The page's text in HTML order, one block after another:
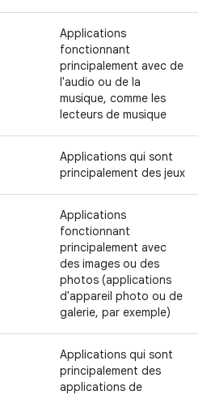
Applications
fonctionnant
principalement avec de
l'audio ou de la
musique, comme les
lecteurs de musique
Applications qui sont
principalement des jeux
Applications
fonctionnant
principalement avec
des images ou des
photos (applications
d'appareil photo ou de
galerie, par exemple)
Applications qui sont
principalement des
applications de